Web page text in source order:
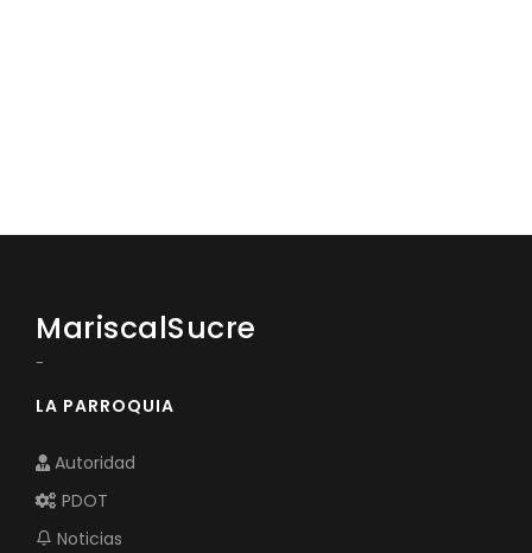
MariscalSucre
-
LA PARROQUIA
Autoridad
PDOT
Noticias